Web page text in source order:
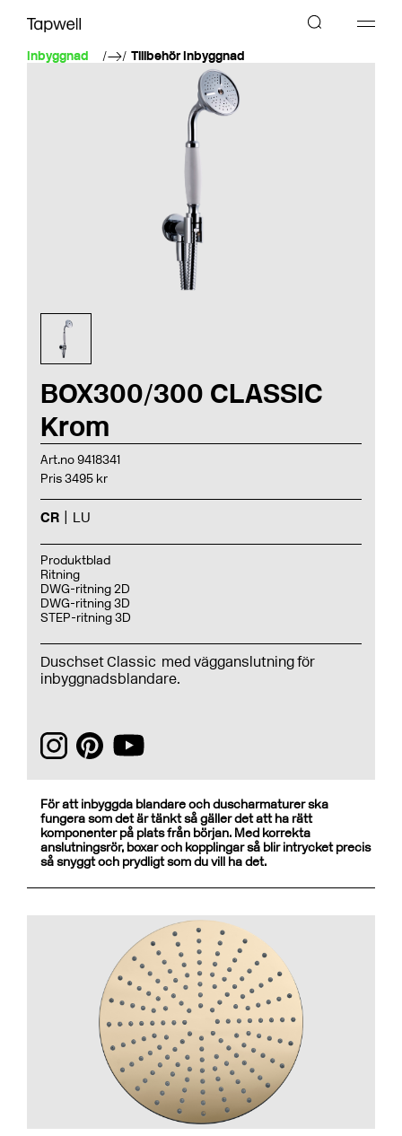
Inbyggnad Tillbehör Inbyggnad
BOX300/300 CLASSIC
Krom
Art.no 9418341
Pris 3495 kr
CR LU
Produktblad
Ritning
DWG-ritning 2D
DWG-ritning 3D
STEP-ritning 3D
Duschset Classic med vägganslutning för
inbyggnadsblandare.
För att inbyggda blandare och duscharmaturer ska
fungera som det är tänkt så gäller det att ha rätt
komponenter på plats från början. Med korrekta
anslutningsrör, boxar och kopplingar så blir intrycket precis
så snyggt och prydligt som du vill ha det.